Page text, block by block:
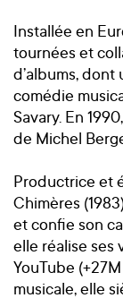
Installée en
tournées et
d’albums, dont
comédie
Savary. En
de Michel
Productrice et
Chimères
et confie son
elle réalise ses
YouTube
musicale, elle